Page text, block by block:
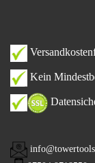
Kein